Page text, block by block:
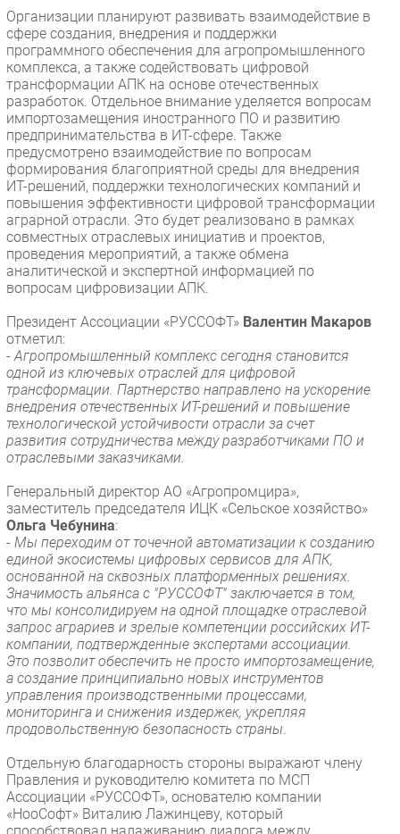
Безопасность
Инновации
CIO/Управление ИТ
Гаджеты
Здоровье
РАЗДЕЛЫ
Новости
Аналитика
Интервью
Мероприятия
Проекты
IT класс
Тестовый стенд
Каталог компаний
Организации планируют развивать взаимодействие в
сфере создания, внедрения и поддержки
программного обеспечения для агропромышленного
комплекса, а также содействовать цифровой
трансформации АПК на основе отечественных
разработок. Отдельное внимание уделяется вопросам
импортозамещения иностранного ПО и развитию
предпринимательства в ИТ-сфере. Также
предусмотрено взаимодействие по вопросам
формирования благоприятной среды для внедрения
ИТ-решений, поддержки технологических компаний и
повышения эффективности цифровой трансформации
аграрной отрасли. Это будет реализовано в рамках
совместных отраслевых инициатив и проектов,
проведения мероприятий, а также обмена
аналитической и экспертной информацией по
вопросам цифровизации АПК.
Президент Ассоциации «РУССОФТ» Валентин Макаров
отметил:
-Агропромышленный комплекс сегодня становится
одной из ключевых отраслей для цифровой
трансформации. Партнерство направлено на ускорение
внедрения отечественных ИТ-решений и повышение
технологической устойчивости отрасли за счет
развития сотрудничества между разработчиками ПО и
отраслевыми заказчиками.
Генеральный директор АО «Агропромцира»,
заместитель председателя ИЦК «Сельское хозяйство»
Ольга Чебунина:
- Мы переходим от точечной автоматизации к созданию
единой экосистемы цифровых сервисов для АПК,
основанной на сквозных платформенных решениях.
Значимость альянса с "РУССОФТ" заключается в том,
что мы консолидируем на одной площадке отраслевой
запрос аграриев и зрелые компетенции российских ИТ-
компании, подтвержденные экспертами ассоциации.
Это позволит обеспечить не просто импортозамещение,
а создание принципиально новых инструментов
управления производственными процессами,
мониторинга и снижения издержек, укрепляя
продовольственную безопасность страны.
Отдельную благодарность стороны выражают члену
Правления и руководителю комитета по МСП
Ассоциации «РУССОФТ», основателю компании
«НооСофт» Виталию Лажинцеву, который